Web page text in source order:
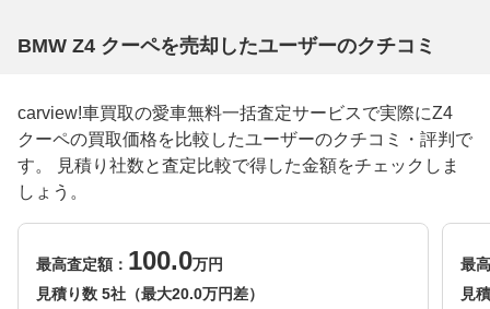
BMW Z4 クーペを売却したユーザーのクチコミ
carview!車買取の愛車無料一括査定サービスで実際にZ4
クーペの買取価格を比較したユーザーのクチコミ・評判で
す。 見積り社数と査定比較で得した金額をチェックしま
しょう。
最高査定額： 100.0万円
見積り数 5社（最大20.0万円差）
最
見